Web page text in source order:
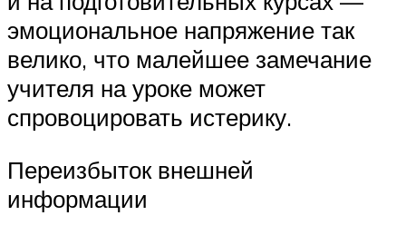
эмоциональное напряжение так
велико, что малейшее замечание
учителя на уроке может
спровоцировать истерику.
Переизбыток внешней
информации